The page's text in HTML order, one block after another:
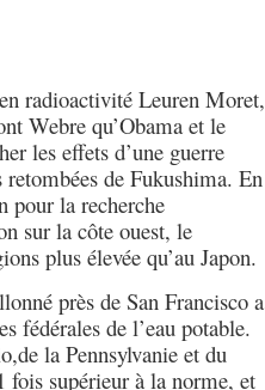
radioactivité Leuren Moret,
Webre qu’Obama et le
les effets d’une guerre
de Fukushima. En
pour la recherche
sur la côte ouest, le
plus élevée qu’au Japon.
près de San Francisco a
fédérales de l’eau potable.
la Pennsylvanie et du
fois supérieur à la norme, et